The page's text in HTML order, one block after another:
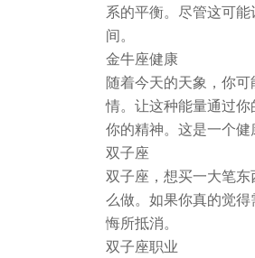
系的平衡。尽管这可
间。
金牛座健康
随着今天的天象，你
情。让这种能量通过
你的精神。这是一个健
双子座
双子座，想买一大笔
么做。如果你真的觉
悔所抵消。
双子座职业